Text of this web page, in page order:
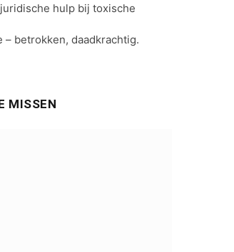
hulp bij toxische
– betrokken, daadkrachtig.
MISSEN